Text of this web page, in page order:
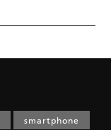
smartphone